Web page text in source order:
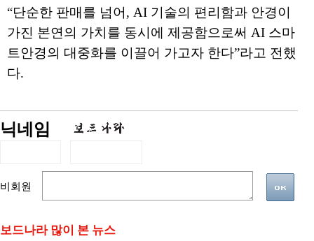
“단순한 판매를 넘어, AI 기술의 편리함과 안경이
가진 본연의 가치를 동시에 제공함으로써 AI 스마
트안경의 대중화를 이끌어 가고자 한다”라고 전했
다.
닉네임
비회원
보드나라 많이 본 뉴스